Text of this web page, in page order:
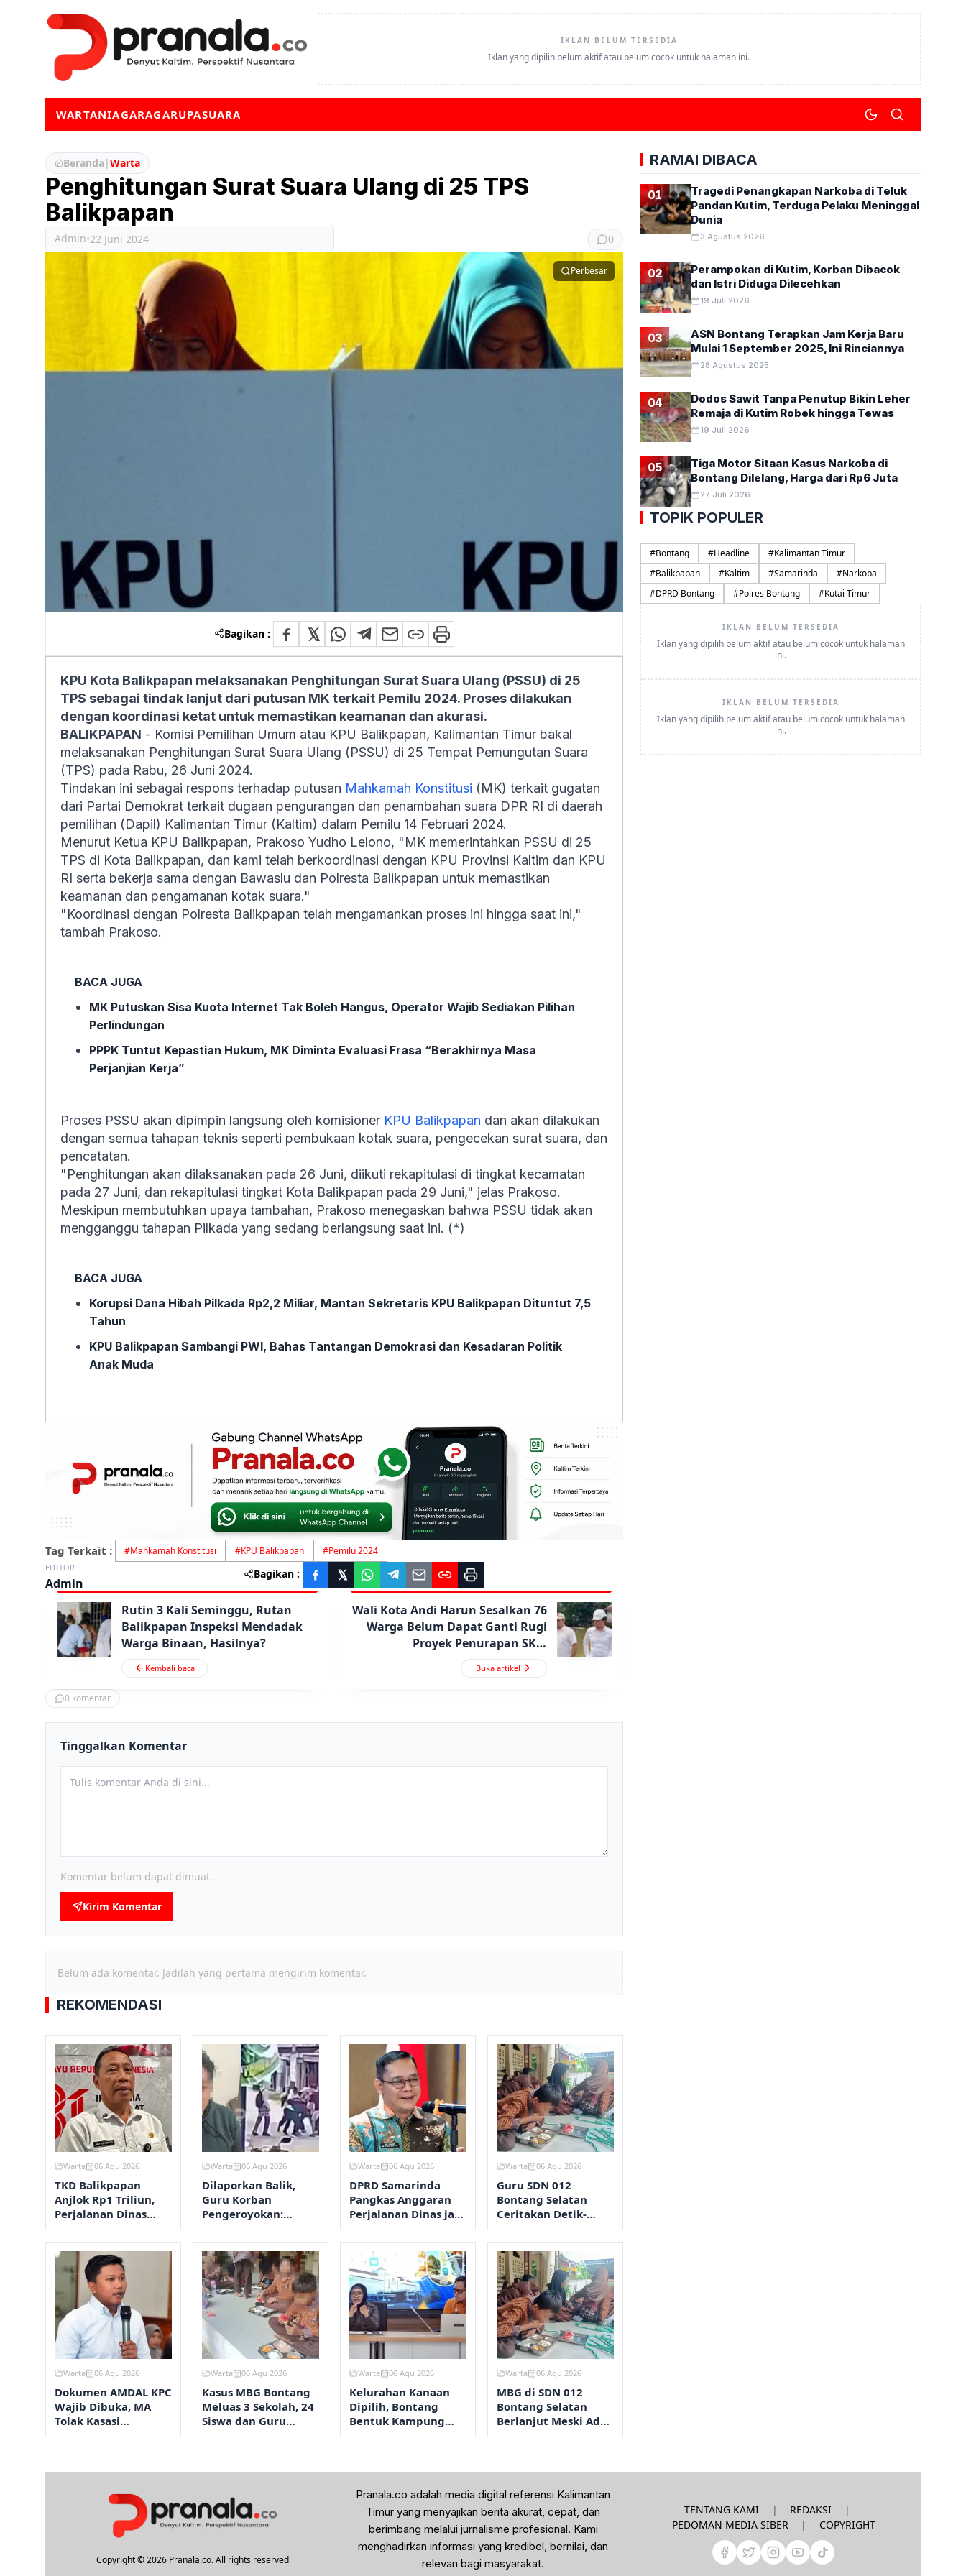
IKLAN BELUM TERSEDIA
Iklan yang dipilih belum aktif atau belum cocok untuk halaman ini.
WARTANIAGARAGARUPASUARA
Beranda|Warta
Penghitungan Surat Suara Ulang di 25 TPS
Balikpapan
Admin•22 Juni 2024 0
Perbesar
Bagikan :
KPU Kota Balikpapan melaksanakan Penghitungan Surat Suara Ulang (PSSU) di 25
TPS sebagai tindak lanjut dari putusan MK terkait Pemilu 2024. Proses dilakukan
dengan koordinasi ketat untuk memastikan keamanan dan akurasi.
BALIKPAPAN - Komisi Pemilihan Umum atau KPU Balikpapan, Kalimantan Timur bakal
melaksanakan Penghitungan Surat Suara Ulang (PSSU) di 25 Tempat Pemungutan Suara
(TPS) pada Rabu, 26 Juni 2024.
Tindakan ini sebagai respons terhadap putusan Mahkamah Konstitusi (MK) terkait gugatan
dari Partai Demokrat terkait dugaan pengurangan dan penambahan suara DPR RI di daerah
pemilihan (Dapil) Kalimantan Timur (Kaltim) dalam Pemilu 14 Februari 2024.
Menurut Ketua KPU Balikpapan, Prakoso Yudho Lelono, "MK memerintahkan PSSU di 25
TPS di Kota Balikpapan, dan kami telah berkoordinasi dengan KPU Provinsi Kaltim dan KPU
RI serta bekerja sama dengan Bawaslu dan Polresta Balikpapan untuk memastikan
keamanan dan pengamanan kotak suara."
"Koordinasi dengan Polresta Balikpapan telah mengamankan proses ini hingga saat ini,"
tambah Prakoso.
BACA JUGA
MK Putuskan Sisa Kuota Internet Tak Boleh Hangus, Operator Wajib Sediakan Pilihan
Perlindungan
PPPK Tuntut Kepastian Hukum, MK Diminta Evaluasi Frasa “Berakhirnya Masa
Perjanjian Kerja”
Proses PSSU akan dipimpin langsung oleh komisioner KPU Balikpapan dan akan dilakukan
dengan semua tahapan teknis seperti pembukaan kotak suara, pengecekan surat suara, dan
pencatatan.
"Penghitungan akan dilaksanakan pada 26 Juni, diikuti rekapitulasi di tingkat kecamatan
pada 27 Juni, dan rekapitulasi tingkat Kota Balikpapan pada 29 Juni," jelas Prakoso.
Meskipun membutuhkan upaya tambahan, Prakoso menegaskan bahwa PSSU tidak akan
mengganggu tahapan Pilkada yang sedang berlangsung saat ini. (*)
BACA JUGA
Korupsi Dana Hibah Pilkada Rp2,2 Miliar, Mantan Sekretaris KPU Balikpapan Dituntut 7,5
Tahun
KPU Balikpapan Sambangi PWI, Bahas Tantangan Demokrasi dan Kesadaran Politik
Anak Muda
Tag Terkait : #Mahkamah Konstitusi #KPU Balikpapan #Pemilu 2024
EDITOR
Admin
Bagikan :
Rutin 3 Kali Seminggu, Rutan
Balikpapan Inspeksi Mendadak
Warga Binaan, Hasilnya?
Kembali baca
Wali Kota Andi Harun Sesalkan 76
Warga Belum Dapat Ganti Rugi
Proyek Penurapan SKM
Samarinda
Buka artikel
0 komentar
Tinggalkan Komentar
Komentar belum dapat dimuat.
Kirim Komentar
Belum ada komentar. Jadilah yang pertama mengirim komentar.
REKOMENDASI
Warta 06 Agu 2026
TKD Balikpapan
Anjlok Rp1 Triliun,
Perjalanan Dinas
Dipangkas
Warta 06 Agu 2026
Dilaporkan Balik,
Guru Korban
Pengeroyokan:
Fokusnya Aksi
Kekerasan
Warta 06 Agu 2026
DPRD Samarinda
Pangkas Anggaran
Perjalanan Dinas jadi
Rp8,45 Miliar
Warta 06 Agu 2026
Guru SDN 012
Bontang Selatan
Ceritakan Detik-
Detik Mual dan Diare
Usai Santap MBG
Warta 06 Agu 2026
Dokumen AMDAL KPC
Wajib Dibuka, MA
Tolak Kasasi
Kementerian ESDM
Warta 06 Agu 2026
Kasus MBG Bontang
Meluas 3 Sekolah, 24
Siswa dan Guru
Alami Mual-Diare
Warta 06 Agu 2026
Kelurahan Kanaan
Dipilih, Bontang
Bentuk Kampung
REDAM
Warta 06 Agu 2026
MBG di SDN 012
Bontang Selatan
Berlanjut Meski Ada
Dugaan Siswa
RAMAI DIBACA
01
Tragedi Penangkapan Narkoba di Teluk
Pandan Kutim, Terduga Pelaku Meninggal
Dunia
3 Agustus 2026
02
Perampokan di Kutim, Korban Dibacok
dan Istri Diduga Dilecehkan
19 Juli 2026
03
ASN Bontang Terapkan Jam Kerja Baru
Mulai 1 September 2025, Ini Rinciannya
28 Agustus 2025
04
Dodos Sawit Tanpa Penutup Bikin Leher
Remaja di Kutim Robek hingga Tewas
19 Juli 2026
05
Tiga Motor Sitaan Kasus Narkoba di
Bontang Dilelang, Harga dari Rp6 Juta
27 Juli 2026
TOPIK POPULER
#Bontang #Headline #Kalimantan Timur
#Balikpapan #Kaltim #Samarinda #Narkoba
#DPRD Bontang #Polres Bontang #Kutai Timur
IKLAN BELUM TERSEDIA
Iklan yang dipilih belum aktif atau belum cocok untuk halaman
ini.
IKLAN BELUM TERSEDIA
Iklan yang dipilih belum aktif atau belum cocok untuk halaman
ini.
Copyright © 2026 Pranala.co. All rights reserved
Pranala.co adalah media digital referensi Kalimantan
Timur yang menyajikan berita akurat, cepat, dan
berimbang melalui jurnalisme profesional. Kami
menghadirkan informasi yang kredibel, bernilai, dan
relevan bagi masyarakat.
TENTANG KAMI | REDAKSI
|
PEDOMAN MEDIA SIBER
| COPYRIGHT